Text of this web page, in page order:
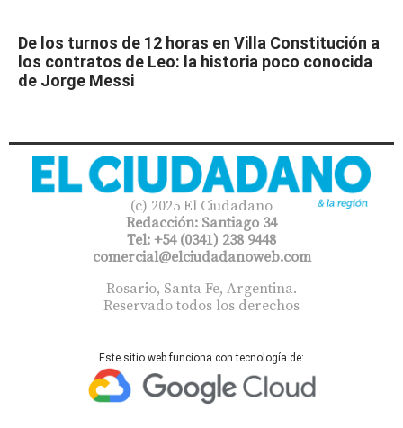
De los turnos de 12 horas en Villa Constitución a
los contratos de Leo: la historia poco conocida
de Jorge Messi
(c) 2025 El Ciudadano
Redacción: Santiago 34
Tel: +54 (0341) 238 9448
comercial@elciudadanoweb.com​
Rosario, Santa Fe, Argentina.
Reservado todos los derechos
Este sitio web funciona con tecnología de: